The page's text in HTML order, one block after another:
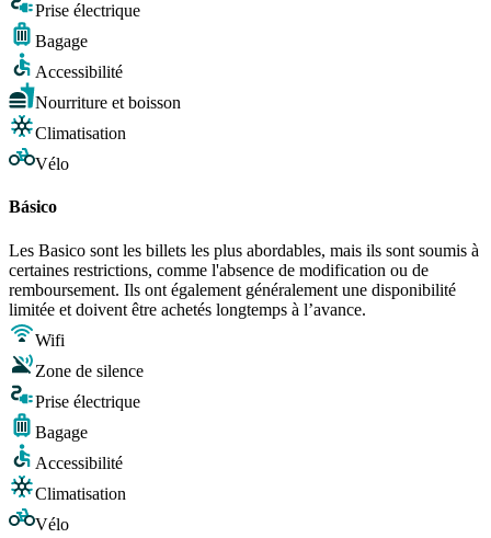
Prise électrique
Bagage
Accessibilité
Nourriture et boisson
Climatisation
Vélo
Básico
Les Basico sont les billets les plus abordables, mais ils sont soumis à
certaines restrictions, comme l'absence de modification ou de
remboursement. Ils ont également généralement une disponibilité
limitée et doivent être achetés longtemps à l’avance.
Wifi
Zone de silence
Prise électrique
Bagage
Accessibilité
Climatisation
Vélo